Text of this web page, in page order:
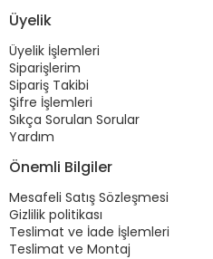
Üyelik
Üyelik İşlemleri
Siparişlerim
Sipariş Takibi
Şifre İşlemleri
Sıkça Sorulan Sorular
Yardım
Önemli Bilgiler
Mesafeli Satış Sözleşmesi
Gizlilik politikası
Teslimat ve İade İşlemleri
Teslimat ve Montaj